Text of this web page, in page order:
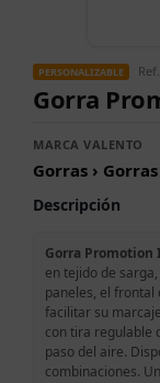
PERSONALIZABLE Ref.
Gorra
MARCA VALENTO
Gorras ›
Descripción
Gorra
en tejido de
paneles, el
facilitar su
con tira regulable
paso del aire.
combinaciones.